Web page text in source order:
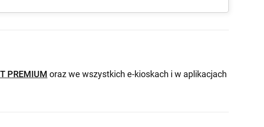
PREMIUM oraz we wszystkich e-kioskach i w aplikacjach